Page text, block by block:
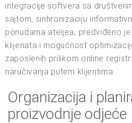
integracije softvera sa
sajtom, sinhronizaciju
ponudama ateljea, predviđeno
klijenata i mogućnost
zaposlenih prilikom online
naručivanja putem klijentima.
Organizacija i
proizvodnje odjeće